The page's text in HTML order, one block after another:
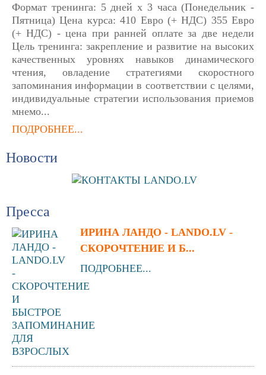
Формат тренинга: 5 дней х 3 часа (Понедельник -
Пятница) Цена курса: 410 Евро (+ НДС) 355 Евро
(+ НДС) - цена при ранней оплате за две недели
Цель тренинга: закрепление и развитие на высоких
качественных уровнях навыков динамического
чтения, овладение стратегиями скоростного
запоминания информации в соответствии с целями,
индивидуальные стратегии использования приемов
мнемо...
ПОДРОБНЕЕ...
Новости
Пресса
ИРИНА ЛАНДО - LANDO.LV -
СКОРОЧТЕНИЕ И Б...
ПОДРОБНЕЕ...